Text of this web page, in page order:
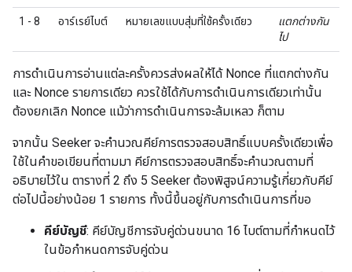
1 - 8 อาร์เรย์ไบต์ หมายเลขแบบสุ่มที่ใช้ครั้งเดียว
แตกต่างกัน
ไป
การดำเนินการอ่านแต่ละครั้งควรส่งผลให้ได้ Nonce ที่แตกต่างกัน
และ Nonce รายการเดียว ควรใช้ได้กับการดำเนินการเดียวเท่านั้น
ต้องยกเลิก Nonce แม้ว่าการดำเนินการจะล้มเหลว ก็ตาม
จากนั้น Seeker จะคำนวณคีย์การตรวจสอบสิทธิ์แบบครั้งเดียวเพื่อ
ใช้ในคำขอเขียนที่ตามมา คีย์การตรวจสอบสิทธิ์จะคำนวณตามที่
อธิบายไว้ใน ตารางที่ 2 ถึง 5 Seeker ต้องพิสูจน์ความรู้เกี่ยวกับคีย์
ต่อไปนี้อย่างน้อย 1 รายการ ทั้งนี้ขึ้นอยู่กับการดำเนินการที่ขอ
คีย์บัญชี: คีย์บัญชีการจับคู่ด่วนขนาด 16 ไบต์ตามที่กำหนดไว้
ในข้อกำหนดการจับคู่ด่วน